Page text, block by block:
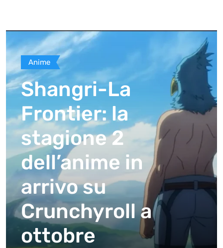
Anime
Shangri-La
Frontier: la
stagione 2
dell’anime in
arrivo su
Crunchyroll a
ottobre